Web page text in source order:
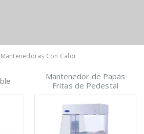
Mantenedoras Con Calor
Mantenedor de Papas
Fritas de Pedestal